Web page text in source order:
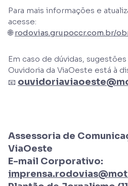
Para mais informações e
acesse:
🌐rodovias.grupoccr.com.br/
Em caso de dúvidas,
Ouvidoria da ViaOeste está à
📧
Assessoria de
ViaOeste
E-mail Corporativo: